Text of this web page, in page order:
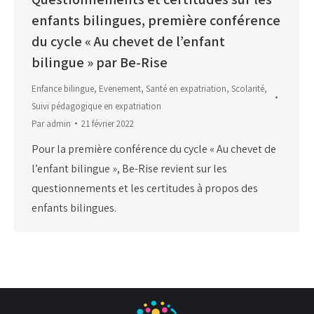
enfants bilingues, première conférence
du cycle « Au chevet de l’enfant
bilingue » par Be-Rise
Enfance bilingue, Evenement, Santé en expatriation, Scolarité,
Suivi pédagogique en expatriation
Paradmin 21 février 2022
Pour la première conférence du cycle « Au chevet de
l’enfant bilingue », Be-Rise revient sur les
questionnements et les certitudes à propos des
enfants bilingues.